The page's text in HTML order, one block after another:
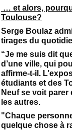
… et alors,
Toulouse?
Serge Boulaz
tirages du
“Je me suis dit
d’une ville, qui
affirme-t-il.
étudiants et des
Neuf se voit
les autres.
"Chaque
quelque chose à